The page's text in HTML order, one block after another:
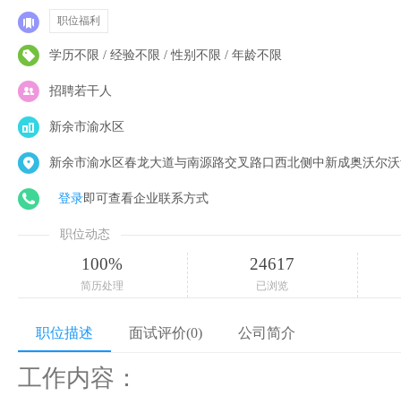
职位福利
学历不限 / 经验不限 / 性别不限 / 年龄不限
招聘若干人
新余市渝水区
新余市渝水区春龙大道与南源路交叉路口西北侧中新成奥沃尔
登录即可查看企业联系方式
职位动态
100%
简历处理
24617
已浏览
职位描述 面试评价(0) 公司简介
工作内容：